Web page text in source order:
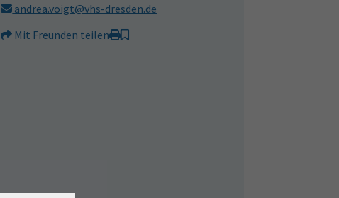
andrea.voigt@vhs-dresden.de
Mit Freunden teilen